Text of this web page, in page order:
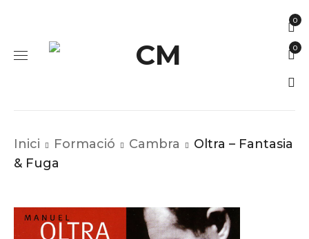
0
0
Inici Formació Cambra
Oltra – Fantasia
& Fuga